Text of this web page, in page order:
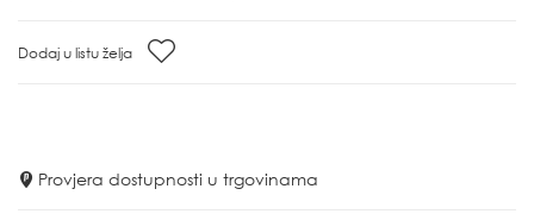
Dodaj u listu želja
Provjera dostupnosti u trgovinama